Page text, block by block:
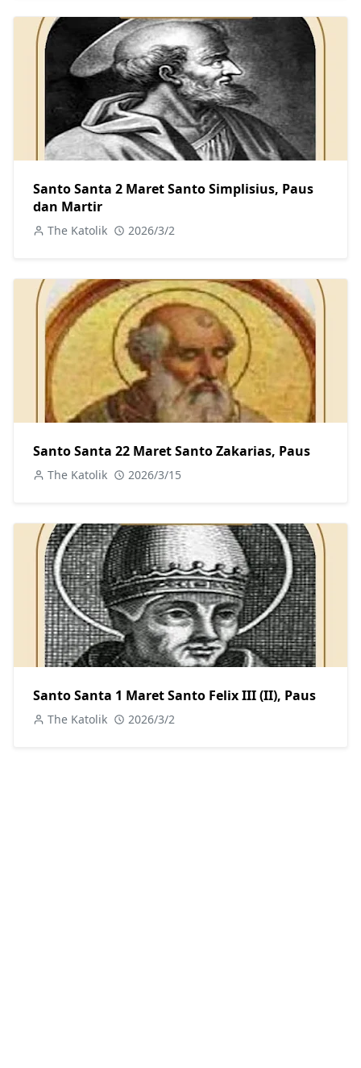
Santo Santa 2 Maret Santo Simplisius, Paus
dan Martir
The Katolik 2026/3/2
Santo Santa 22 Maret Santo Zakarias, Paus
The Katolik 2026/3/15
Santo Santa 1 Maret Santo Felix III (II), Paus
The Katolik 2026/3/2